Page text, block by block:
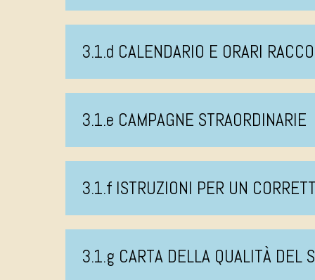
3.1.d CALENDARIO E ORARI
3.1.e CAMPAGNE STRAORDINARIE
3.1.f ISTRUZIONI PER UN
3.1.g CARTA DELLA QUALITÀ DEL